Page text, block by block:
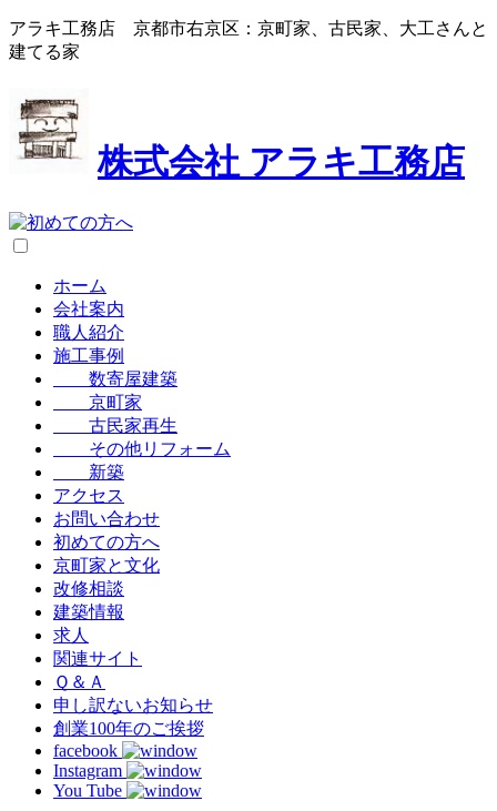
アラキ工務店 京都市右京区：京町家、古民家、大工さんと
建てる家
株式会社 アラキ工務店
ホーム
会社案内
職人紹介
施工事例
数寄屋建築
京町家
古民家再生
その他リフォーム
新築
アクセス
お問い合わせ
初めての方へ
京町家と文化
改修相談
建築情報
求人
関連サイト
Ｑ＆Ａ
申し訳ないお知らせ
創業100年のご挨拶
facebook
Instagram
You Tube